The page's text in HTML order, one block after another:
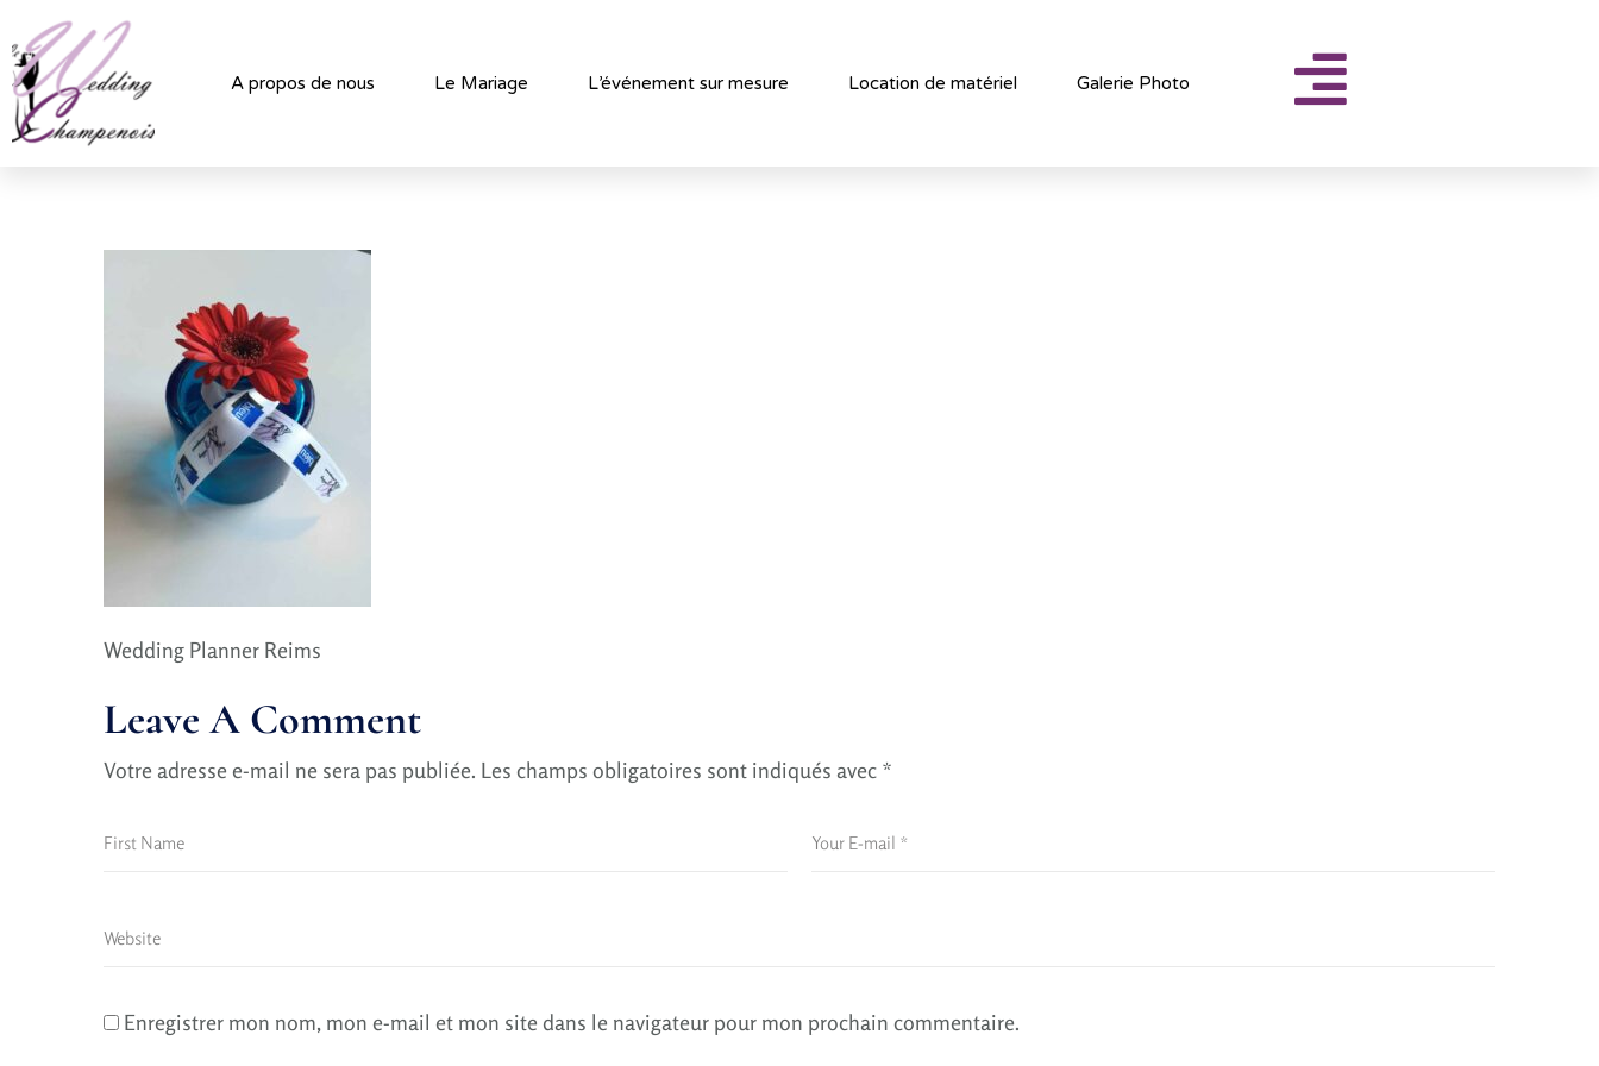
A propos de nous Le Mariage L’événement sur mesure Location de matériel Galerie Photo
Wedding Planner Reims
Leave A Comment
Votre adresse e-mail ne sera pas publiée. Les champs obligatoires sont indiqués avec *
Enregistrer mon nom, mon e-mail et mon site dans le navigateur pour mon prochain commentaire.